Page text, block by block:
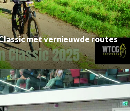
Vasser Heuvelen Classic met vernieuwde routes